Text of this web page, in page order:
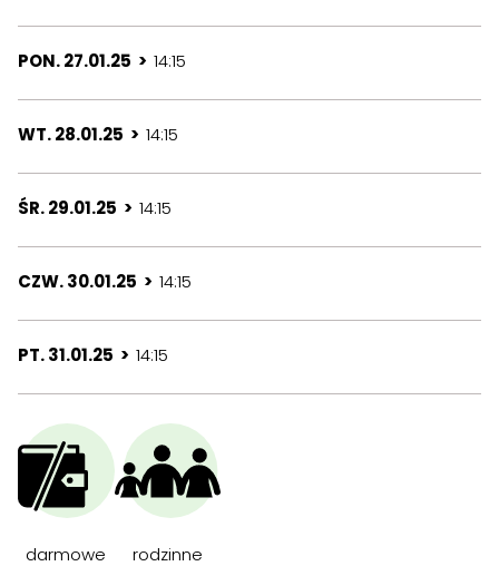
PON. 27.01.25 > 14:15
WT. 28.01.25 > 14:15
ŚR. 29.01.25 > 14:15
CZW. 30.01.25 > 14:15
PT. 31.01.25 > 14:15
darmowe rodzinne